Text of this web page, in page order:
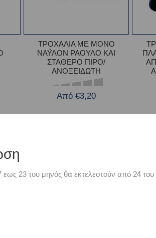
ΤΡΟΧΑΛΙΑ ΜΕ ΜΟΝΟ
ΝΑΫΛΟΝ ΡΑΟΥΛΟ ΚΑΙ
ΣΤΑΘΕΡΟ ΠΙΡΟ/
ΑΝΟΞΕΙΔΩΤΗ
Από €3,20
23 του μηνός θα εκτελεστούν από 24 του